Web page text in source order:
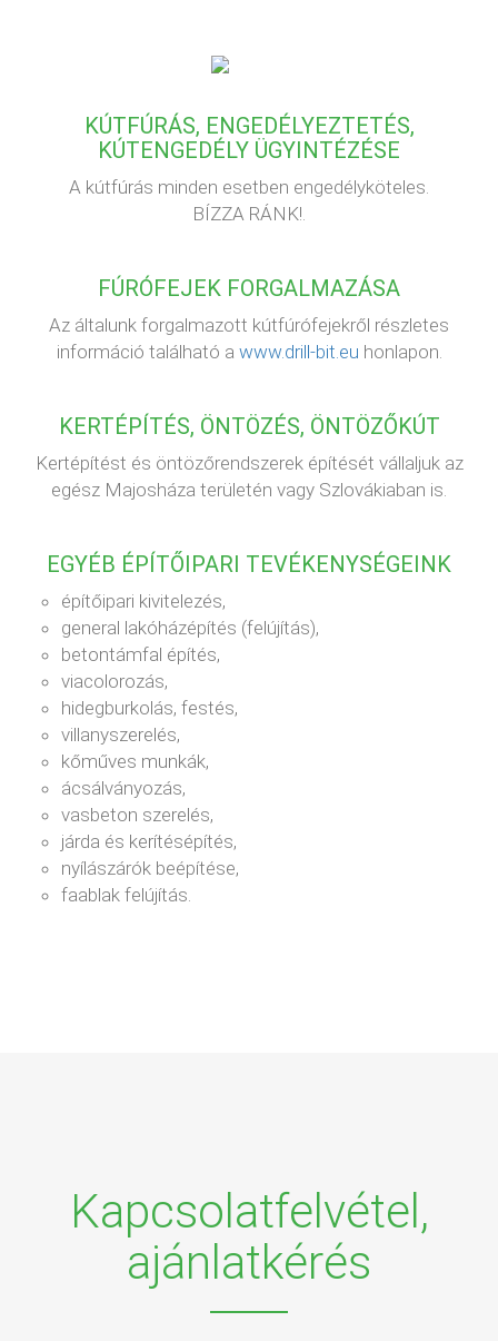
KÚTFÚRÁS, ENGEDÉLYEZTETÉS,
KÚTENGEDÉLY ÜGYINTÉZÉSE
A kútfúrás minden esetben engedélyköteles.
BÍZZA RÁNK!.
FÚRÓFEJEK FORGALMAZÁSA
Az általunk forgalmazott kútfúrófejekről részletes
információ található a www.drill-bit.eu honlapon.
KERTÉPÍTÉS, ÖNTÖZÉS, ÖNTÖZŐKÚT
Kertépítést és öntözőrendszerek építését vállaljuk az
egész Majosháza területén vagy Szlovákiaban is.
EGYÉB ÉPÍTŐIPARI TEVÉKENYSÉGEINK
építőipari kivitelezés,
general lakóházépítés (felújítás),
betontámfal építés,
viacolorozás,
hidegburkolás, festés,
villanyszerelés,
kőműves munkák,
ácsálványozás,
vasbeton szerelés,
járda és kerítésépítés,
nyílászárók beépítése,
faablak felújítás.
Kapcsolatfelvétel,
ajánlatkérés